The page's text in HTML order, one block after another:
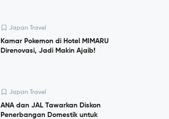
Japan Travel
Kamar Pokemon di Hotel MIMARU
Direnovasi, Jadi Makin Ajaib!
Japan Travel
ANA dan JAL Tawarkan Diskon
Penerbangan Domestik untuk